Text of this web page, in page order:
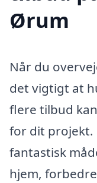
Ørum
Når du
det vigtigt at
flere tilbud
for dit projekt.
fantastisk
hjem,